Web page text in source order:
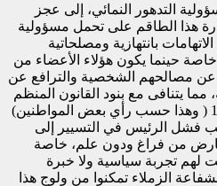
التدهور النمائي، إلى عجز
هذا الطاقم على تحمل مسؤولية
بانتهازية ومصلحاتية
حينما يكون هؤلاء الأعضاء من
مصالحهم الشخصية والترافع عن
مما يتنافى مع بنود القانون المنظم
فشل الرئيس في التسيير إلى
من فراغ ودون علم، خاصة
لهم تجربة سياسية ولا خبرة
الزملاء تمكنوا من ولوج هذا